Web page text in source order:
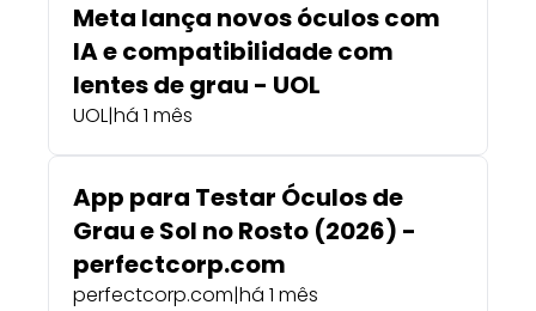
Meta lança novos óculos com
IA e compatibilidade com
lentes de grau - UOL
UOL|há 1 mês
App para Testar Óculos de
Grau e Sol no Rosto (2026) -
perfectcorp.com
perfectcorp.com|há 1 mês